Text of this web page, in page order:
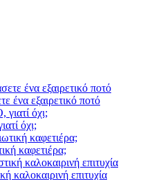
ένα εξαιρετικό ποτό
όχι;
καφετιέρα;
καλοκαιρινή επιτυχία